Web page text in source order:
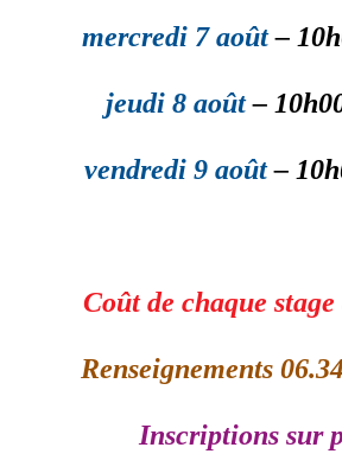
mercredi 7 août–
jeudi 8 août–
vendredi 9 août–
Coût de chaque stage
Renseignements
Inscriptions sur